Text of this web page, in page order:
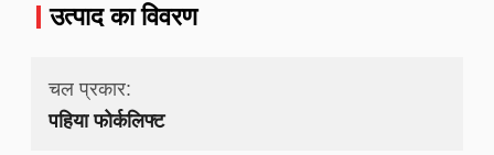
उत्पाद का विवरण
चल प्रकार:
पहिया फोर्कलिफ्ट